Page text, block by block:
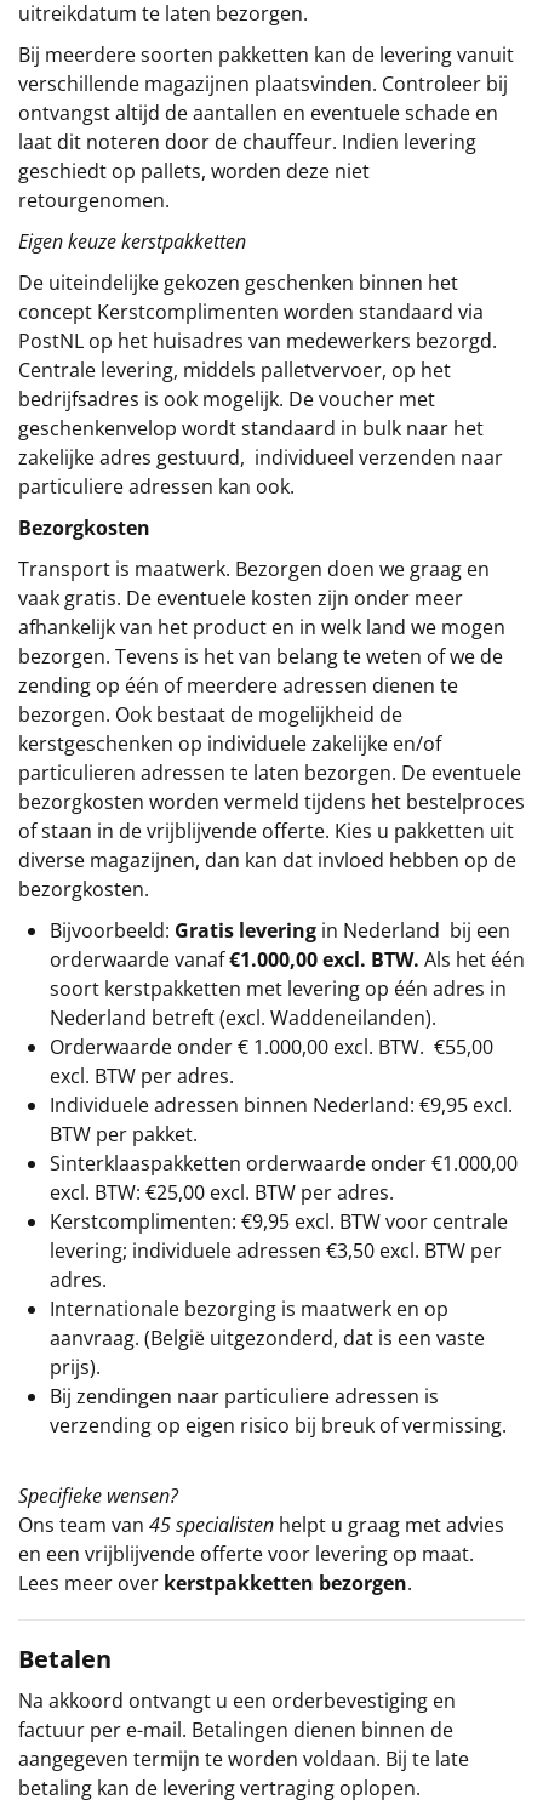
uitreikdatum te laten bezorgen.
Bij meerdere soorten pakketten kan de levering vanuit
verschillende magazijnen plaatsvinden. Controleer bij
ontvangst altijd de aantallen en eventuele schade en
laat dit noteren door de chauffeur. Indien levering
geschiedt op pallets, worden deze niet
retourgenomen.
Eigen keuze kerstpakketten
De uiteindelijke gekozen geschenken binnen het
concept Kerstcomplimenten worden standaard via
PostNL op het huisadres van medewerkers bezorgd.
Centrale levering, middels palletvervoer, op het
bedrijfsadres is ook mogelijk. De voucher met
geschenkenvelop wordt standaard in bulk naar het
zakelijke adres gestuurd, individueel verzenden naar
particuliere adressen kan ook.
Bezorgkosten
Transport is maatwerk. Bezorgen doen we graag en
vaak gratis. De eventuele kosten zijn onder meer
afhankelijk van het product en in welk land we mogen
bezorgen. Tevens is het van belang te weten of we de
zending op één of meerdere adressen dienen te
bezorgen. Ook bestaat de mogelijkheid de
kerstgeschenken op individuele zakelijke en/of
particulieren adressen te laten bezorgen. De eventuele
bezorgkosten worden vermeld tijdens het bestelproces
of staan in de vrijblijvende offerte. Kies u pakketten uit
diverse magazijnen, dan kan dat invloed hebben op de
bezorgkosten.
Bijvoorbeeld: Gratis levering in Nederland bij een
orderwaarde vanaf€1.000,00 excl. BTW. Als het één
soort kerstpakketten met levering op één adres in
Nederland betreft (excl. Waddeneilanden).
Orderwaarde onder € 1.000,00 excl. BTW. €55,00
excl. BTW per adres.
Individuele adressen binnen Nederland: €9,95 excl.
BTW per pakket.
Sinterklaaspakketten orderwaarde onder €1.000,00
excl. BTW: €25,00 excl. BTW per adres.
Kerstcomplimenten: €9,95 excl. BTW voor centrale
levering; individuele adressen €3,50 excl. BTW per
adres.
Internationale bezorging is maatwerk en op
aanvraag. (België uitgezonderd, dat is een vaste
prijs).
Bij zendingen naar particuliere adressen is
verzending op eigen risico bij breuk of vermissing.
Specifieke wensen?
Ons team van 45 specialisten helpt u graag met advies
en een vrijblijvende offerte voor levering op maat.
Lees meer over kerstpakketten bezorgen.
Betalen
Na akkoord ontvangt u een orderbevestiging en
factuur per e-mail. Betalingen dienen binnen de
aangegeven termijn te worden voldaan. Bij te late
betaling kan de levering vertraging oplopen.